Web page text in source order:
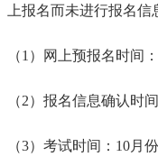
上报名而未进行报名
（1）网上预报名时间
（2）报名信息确认时
（3）考试时间：10月